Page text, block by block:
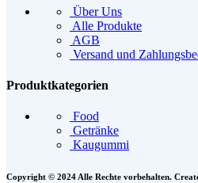
Über Uns
Alle Produkte
AGB
Versand und
Produktkategorien
Food
Getränke
Kaugummi
Copyright © 2024 Alle Rechte vorbehalten.